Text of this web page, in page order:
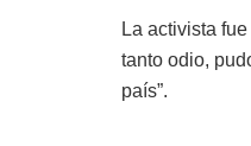
La activista
tanto odio,
país”.